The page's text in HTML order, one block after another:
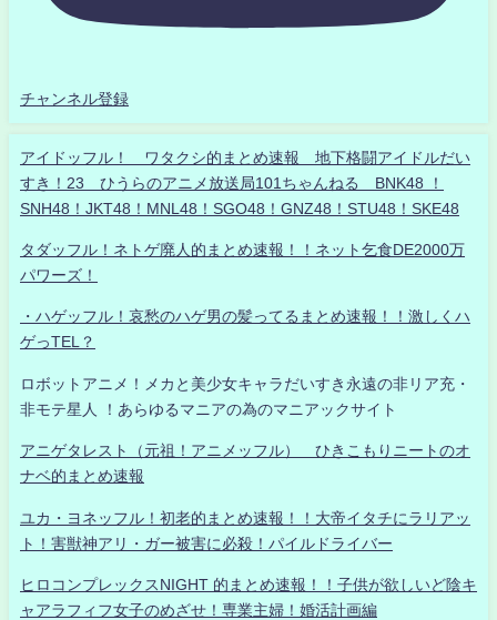
チャンネル登録
アイドッフル！ ワタクシ的まとめ速報 地下格闘アイドルだい
すき！23 ひうらのアニメ放送局101ちゃんねる BNK48 ！
SNH48！JKT48！MNL48！SGO48！GNZ48！STU48！SKE48
タダッフル！ネトゲ廃人的まとめ速報！！ネット乞食DE2000万
パワーズ！
・ハゲッフル！哀愁のハゲ男の髪ってるまとめ速報！！激しくハ
ゲっTEL？
ロボットアニメ！メカと美少女キャラだいすき永遠の非リア充・
非モテ星人 ！あらゆるマニアの為のマニアックサイト
アニゲタレスト（元祖！アニメッフル） ひきこもりニートのオ
ナベ的まとめ速報
ユカ・ヨネッフル！初老的まとめ速報！！大帝イタチにラリアッ
ト！害獣神アリ・ガー被害に必殺！パイルドライバー
ヒロコンプレックスNIGHT 的まとめ速報！！子供が欲しいど陰キ
ャアラフィフ女子のめざせ！専業主婦！婚活計画編